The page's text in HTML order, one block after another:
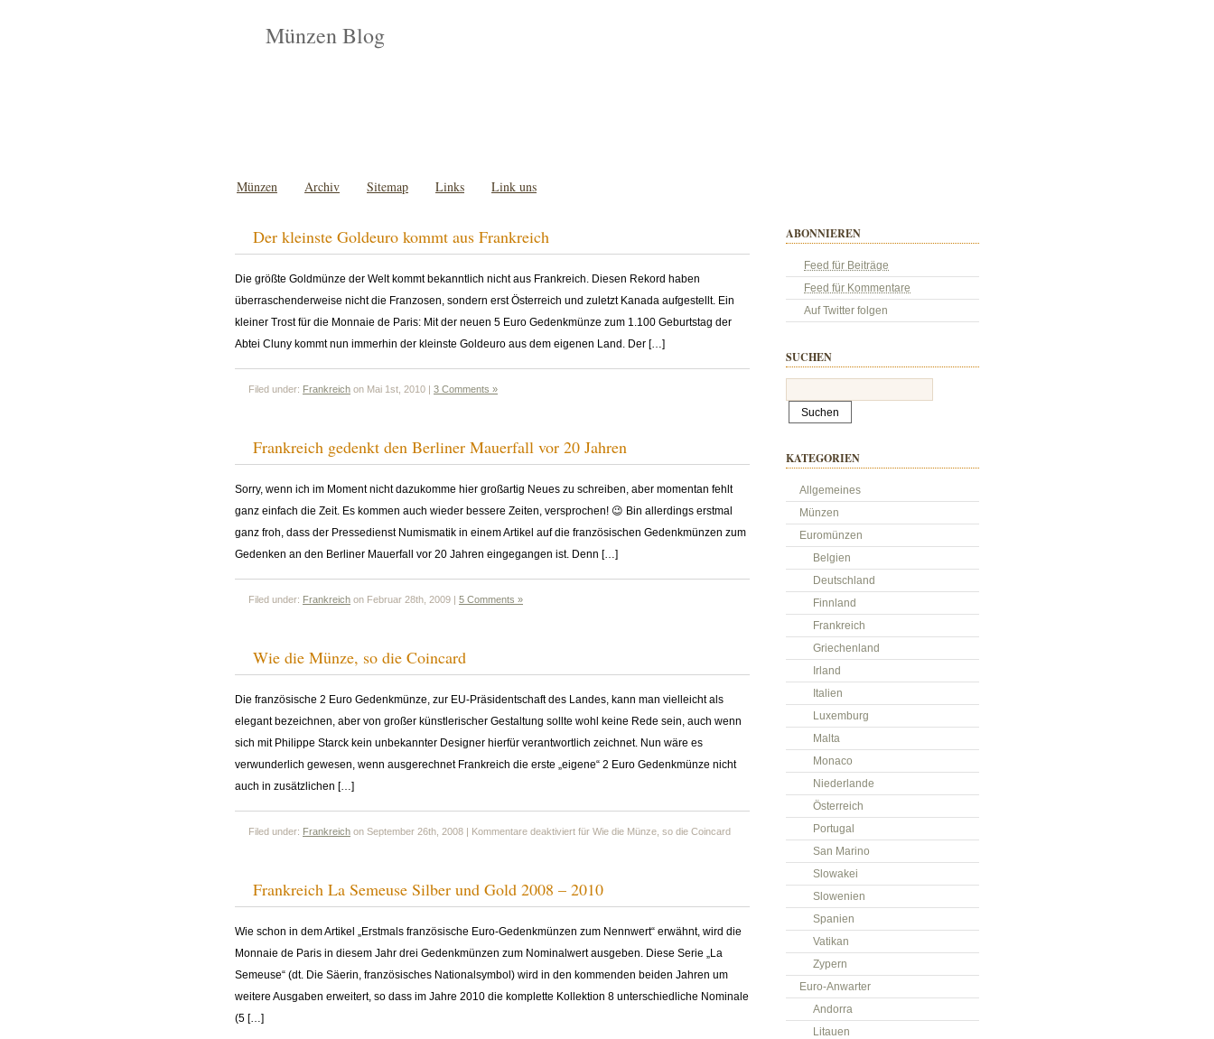
Münzen Blog
Münzen Archiv Sitemap Links Link uns
Der kleinste Goldeuro kommt aus Frankreich
Die größte Goldmünze der Welt kommt bekanntlich nicht aus Frankreich. Diesen Rekord haben
überraschenderweise nicht die Franzosen, sondern erst Österreich und zuletzt Kanada aufgestellt. Ein
kleiner Trost für die Monnaie de Paris: Mit der neuen 5 Euro Gedenkmünze zum 1.100 Geburtstag der
Abtei Cluny kommt nun immerhin der kleinste Goldeuro aus dem eigenen Land. Der […]
Filed under: Frankreich on Mai 1st, 2010 | 3 Comments »
Frankreich gedenkt den Berliner Mauerfall vor 20 Jahren
Sorry, wenn ich im Moment nicht dazukomme hier großartig Neues zu schreiben, aber momentan fehlt
ganz einfach die Zeit. Es kommen auch wieder bessere Zeiten, versprochen! 😉 Bin allerdings erstmal
ganz froh, dass der Pressedienst Numismatik in einem Artikel auf die französischen Gedenkmünzen zum
Gedenken an den Berliner Mauerfall vor 20 Jahren eingegangen ist. Denn […]
Filed under: Frankreich on Februar 28th, 2009 | 5 Comments »
Wie die Münze, so die Coincard
Die französische 2 Euro Gedenkmünze, zur EU-Präsidentschaft des Landes, kann man vielleicht als
elegant bezeichnen, aber von großer künstlerischer Gestaltung sollte wohl keine Rede sein, auch wenn
sich mit Philippe Starck kein unbekannter Designer hierfür verantwortlich zeichnet. Nun wäre es
verwunderlich gewesen, wenn ausgerechnet Frankreich die erste „eigene“ 2 Euro Gedenkmünze nicht
auch in zusätzlichen […]
Filed under: Frankreich on September 26th, 2008 | Kommentare deaktiviert für Wie die Münze, so die Coincard
Frankreich La Semeuse Silber und Gold 2008 – 2010
Wie schon in dem Artikel „Erstmals französische Euro-Gedenkmünzen zum Nennwert“ erwähnt, wird die
Monnaie de Paris in diesem Jahr drei Gedenkmünzen zum Nominalwert ausgeben. Diese Serie „La
Semeuse“ (dt. Die Säerin, französisches Nationalsymbol) wird in den kommenden beiden Jahren um
weitere Ausgaben erweitert, so dass im Jahre 2010 die komplette Kollektion 8 unterschiedliche Nominale
(5 […]
ABONNIEREN
Feed für Beiträge
Feed für Kommentare
Auf Twitter folgen
SUCHEN
KATEGORIEN
Allgemeines
Münzen
Euromünzen
Belgien
Deutschland
Finnland
Frankreich
Griechenland
Irland
Italien
Luxemburg
Malta
Monaco
Niederlande
Österreich
Portugal
San Marino
Slowakei
Slowenien
Spanien
Vatikan
Zypern
Euro-Anwarter
Andorra
Litauen